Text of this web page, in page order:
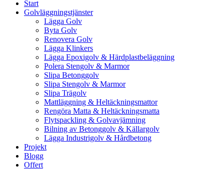
Start
Golvläggningstjänster
Lägga Golv
Byta Golv
Renovera Golv
Lägga Klinkers
Lägga Epoxigolv & Härdplastbeläggning
Polera Stengolv & Marmor
Slipa Betonggolv
Slipa Stengolv & Marmor
Slipa Trägolv
Mattläggning & Heltäckningsmattor
Rengöra Matta & Heltäckningsmatta
Flytspackling & Golvavjämning
Bilning av Betonggolv & Källargolv
Lägga Industrigolv & Hårdbetong
Projekt
Blogg
Offert